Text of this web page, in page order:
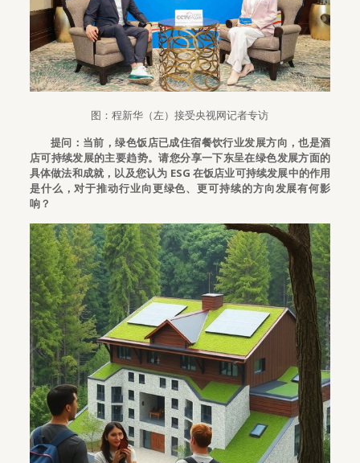
图：程新华（左）接受央视网记者专访
提问：当前，绿色饭店已成住宿餐饮行业发展方向，也是酒
店可持续发展的主要趋势。请您分享一下东呈在绿色发展方面的
具体做法和成就，以及您认为 ESG 在饭店业可持续发展中的作用
是什么，对于推动行业向更绿色、更可持续的方向发展有何影
响？